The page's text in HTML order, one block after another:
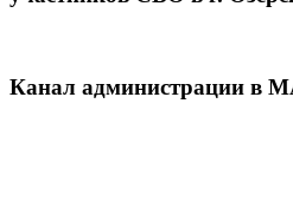
Канал администрации в